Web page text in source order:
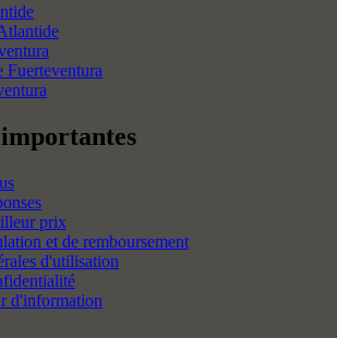
Fuerteventura
prix
et de remboursement
d'utilisation
d'information